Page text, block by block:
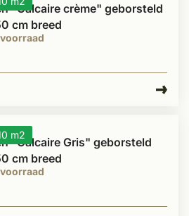
"Calcaire crème" geborsteld
cm breed
m2
"Calcaire Gris" geborsteld
cm breed